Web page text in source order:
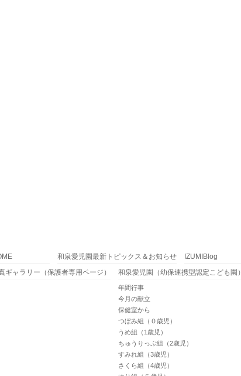
和泉愛児園最新トピックス＆お知らせ
IZUMIBlog
ギャラリー（保護者専用ページ）
和泉愛児園（幼保連携型認定こども園）
年間行事
今月の献立
保健室から
つぼみ組（０歳児）
うめ組（1歳児）
ちゅうりっぷ組（2歳児）
すみれ組（3歳児）
さくら組（4歳児）